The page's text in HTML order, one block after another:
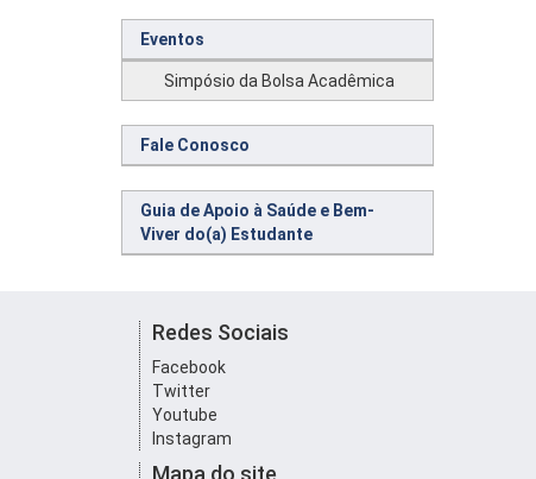
Eventos
Simpósio da Bolsa Acadêmica
Fale Conosco
Guia de Apoio à Saúde e Bem-
Viver do(a) Estudante
Redes Sociais
Facebook
Twitter
Youtube
Instagram
Mapa do site